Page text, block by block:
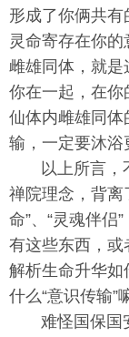
形成了你俩共
灵命寄存在你的
雌雄同体，就是
你在一起，在你
仙体内雌雄同体
输，一定要沐浴
以上所言，不
禅院理念，背离
命”、“灵魂伴侣
有这些东西，或
解析生命升华如
什么“意识传输”
难怪国保国安